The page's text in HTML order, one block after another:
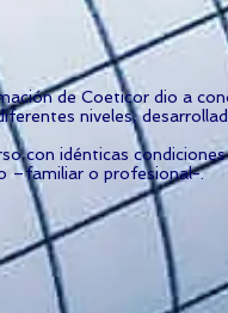
de Coeticor dio a
niveles,
con idénticas
–familiar o profesional-.